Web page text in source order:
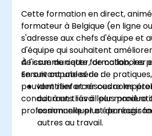
Cette formation en direct,
formateur à Belgique (en ligne
s'adresse aux chefs d'équipe et
d'équipe qui souhaitent
de communiquer, de collaborer
En suivant une série de
peuvent renforcer ces
conduit à un travail plus
professionnelle plus
À l'issue de cette formation, les
seront capables de :
Identifier et résoudre les
courants liés à leur manière
communiquer et de réagir
autres au travail.